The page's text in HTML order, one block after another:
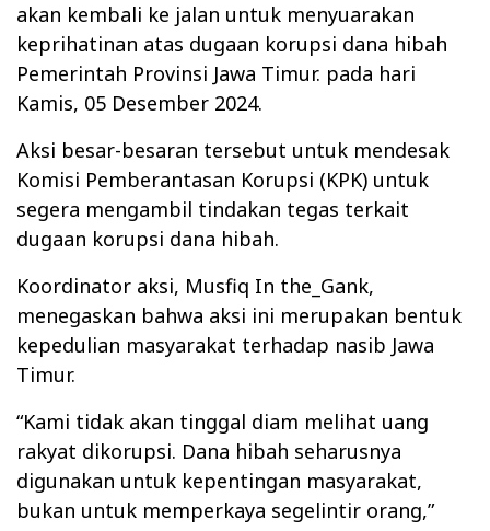
akan kembali ke jalan untuk menyuarakan
keprihatinan atas dugaan korupsi dana hibah
Pemerintah Provinsi Jawa Timur. pada hari
Kamis, 05 Desember 2024.
Aksi besar-besaran tersebut untuk mendesak
Komisi Pemberantasan Korupsi (KPK) untuk
segera mengambil tindakan tegas terkait
dugaan korupsi dana hibah.
Koordinator aksi, Musfiq In the_Gank,
menegaskan bahwa aksi ini merupakan bentuk
kepedulian masyarakat terhadap nasib Jawa
Timur.
“Kami tidak akan tinggal diam melihat uang
rakyat dikorupsi. Dana hibah seharusnya
digunakan untuk kepentingan masyarakat,
bukan untuk memperkaya segelintir orang,”